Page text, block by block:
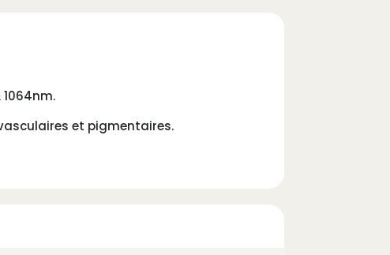
et pigmentaires.